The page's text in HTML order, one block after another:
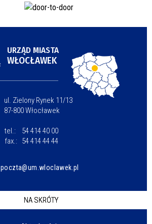
URZĄD MIASTA
WŁOCŁAWEK
ul. Zielony Rynek 11/13
87-800 Włocławek
tel.:
54 414 40 00
fax.:
54 414 44 44
poczta@um.wloclawek.pl
NA SKRÓTY